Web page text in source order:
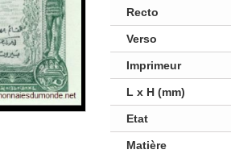
Recto
Verso
Imprimeur
L x H (mm)
Etat
Matière